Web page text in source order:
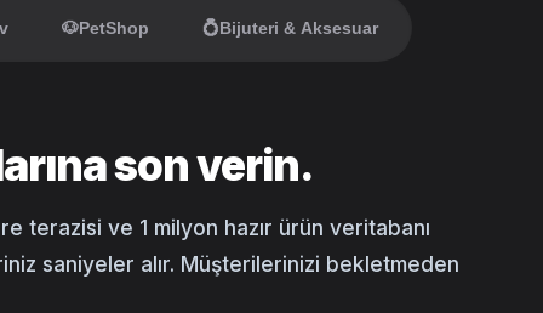
🐶PetShop 💍Bijuteri & Aksesuar
son verin.
terazisi ve 1 milyon hazır ürün veritabanı
saniyeler alır. Müşterilerinizi bekletmeden